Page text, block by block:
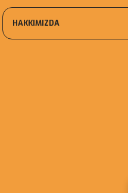
HAKKIMIZDA